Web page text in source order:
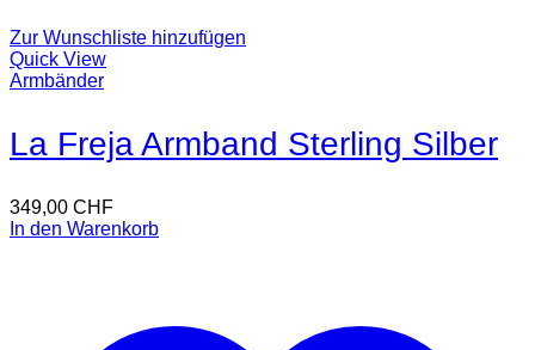
Zur Wunschliste hinzufügen
Quick View
Armbänder
La Freja Armband Sterling Silber
349,00 CHF
In den Warenkorb